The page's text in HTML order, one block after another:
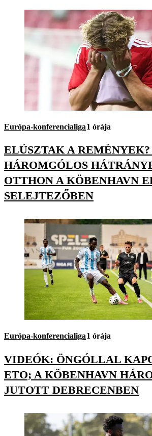
Európa-konferencialiga1 órája
ELÚSZTAK A REMÉNYEK?
HÁROMGÓLOS
OTTHON A KÖBENHAVN
SELEJTEZŐBEN
Európa-konferencialiga1 órája
VIDEÓK: ÖNGÓLLAL
ETO; A KÖBENHAVN
JUTOTT DEBRECENBEN